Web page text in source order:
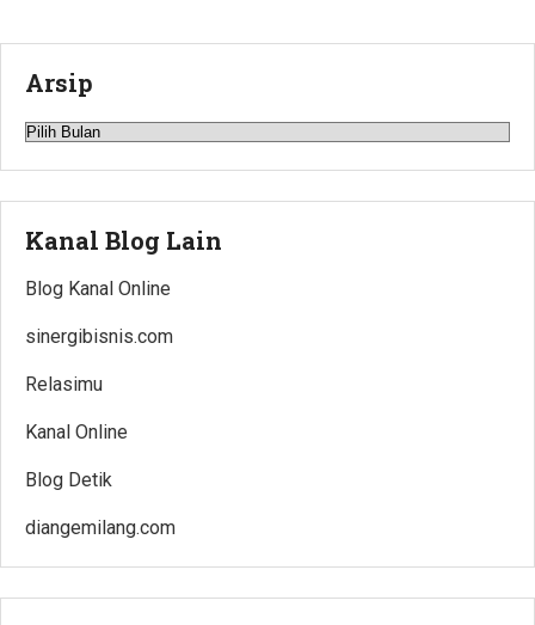
Arsip
Arsip
Kanal Blog Lain
Blog Kanal Online
sinergibisnis.com
Relasimu
Kanal Online
Blog Detik
diangemilang.com